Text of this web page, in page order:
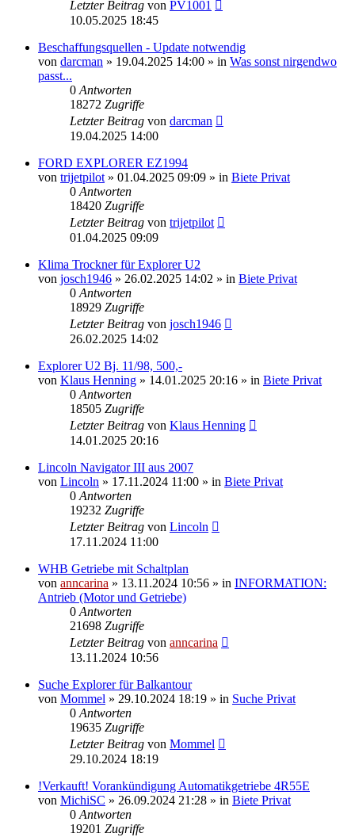
Letzter Beitrag von PV1001
10.05.2025 18:45
Beschaffungsquellen - Update notwendig
von darcman » 19.04.2025 14:00 » in Was sonst nirgendwo
passt...
0 Antworten
18272 Zugriffe
Letzter Beitrag von darcman
19.04.2025 14:00
FORD EXPLORER EZ1994
von trijetpilot » 01.04.2025 09:09 » in Biete Privat
0 Antworten
18420 Zugriffe
Letzter Beitrag von trijetpilot
01.04.2025 09:09
Klima Trockner für Explorer U2
von josch1946 » 26.02.2025 14:02 » in Biete Privat
0 Antworten
18929 Zugriffe
Letzter Beitrag von josch1946
26.02.2025 14:02
Explorer U2 Bj. 11/98, 500,-
von Klaus Henning » 14.01.2025 20:16 » in Biete Privat
0 Antworten
18505 Zugriffe
Letzter Beitrag von Klaus Henning
14.01.2025 20:16
Lincoln Navigator III aus 2007
von Lincoln » 17.11.2024 11:00 » in Biete Privat
0 Antworten
19232 Zugriffe
Letzter Beitrag von Lincoln
17.11.2024 11:00
WHB Getriebe mit Schaltplan
von anncarina » 13.11.2024 10:56 » in INFORMATION:
Antrieb (Motor und Getriebe)
0 Antworten
21698 Zugriffe
Letzter Beitrag von anncarina
13.11.2024 10:56
Suche Explorer für Balkantour
von Mommel » 29.10.2024 18:19 » in Suche Privat
0 Antworten
19635 Zugriffe
Letzter Beitrag von Mommel
29.10.2024 18:19
!Verkauft! Vorankündigung Automatikgetriebe 4R55E
von MichiSC » 26.09.2024 21:28 » in Biete Privat
0 Antworten
19201 Zugriffe